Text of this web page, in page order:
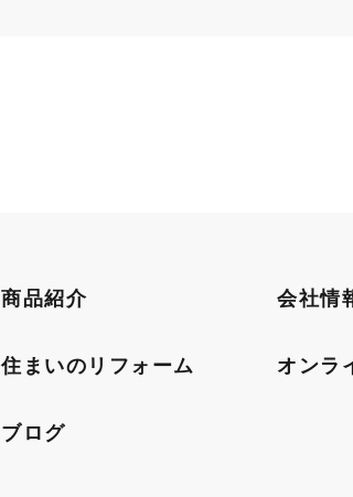
商品紹介 会社情
住まいのリフォーム オンラ
ブログ